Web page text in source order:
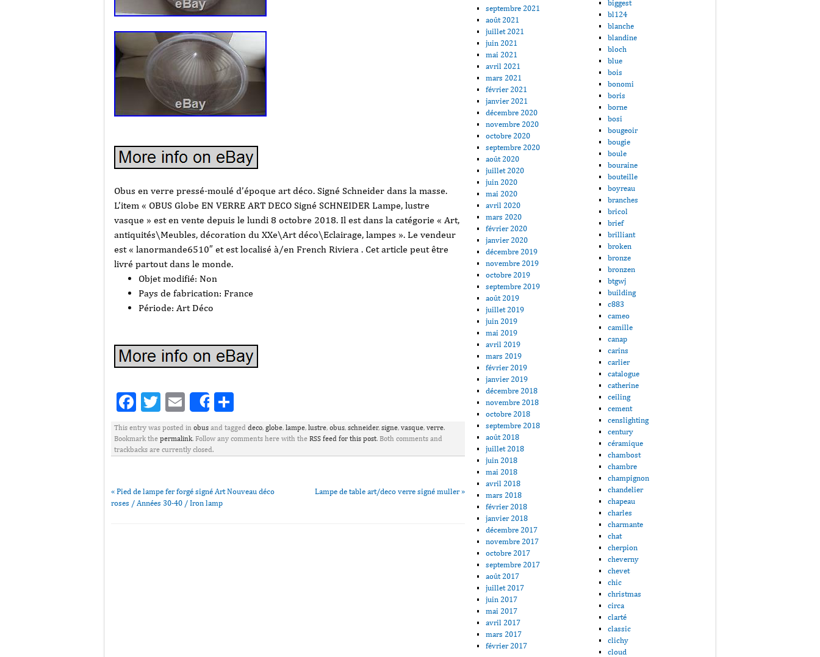
Obus en verre pressé-moulé d’époque art déco. Signé Schneider dans la masse.
L’item « OBUS Globe EN VERRE ART DECO Signé SCHNEIDER Lampe, lustre
vasque » est en vente depuis le lundi 8 octobre 2018. Il est dans la catégorie « Art,
antiquités\Meubles, décoration du XXe\Art déco\Eclairage, lampes ». Le vendeur
est « lanormande6510″ et est localisé à/en French Riviera . Cet article peut être
livré partout dans le monde.
Objet modifié: Non
Pays de fabrication: France
Période: Art Déco
Facebook
Twitter
EmailShare
This entry was posted in obus and tagged deco, globe, lampe, lustre, obus, schneider, signe, vasque, verre.
Bookmark the permalink. Follow any comments here with the RSS feed for this post. Both comments and
trackbacks are currently closed.
« Pied de lampe fer forgé signé Art Nouveau déco
roses / Années 30-40 / Iron lamp
Lampe de table art/deco verre signé muller»
septembre 2021
août 2021
juillet 2021
juin 2021
mai 2021
avril 2021
mars 2021
février 2021
janvier 2021
décembre 2020
novembre 2020
octobre 2020
septembre 2020
août 2020
juillet 2020
juin 2020
mai 2020
avril 2020
mars 2020
février 2020
janvier 2020
décembre 2019
novembre 2019
octobre 2019
septembre 2019
août 2019
juillet 2019
juin 2019
mai 2019
avril 2019
mars 2019
février 2019
janvier 2019
décembre 2018
novembre 2018
octobre 2018
septembre 2018
août 2018
juillet 2018
juin 2018
mai 2018
avril 2018
mars 2018
février 2018
janvier 2018
décembre 2017
novembre 2017
octobre 2017
septembre 2017
août 2017
juillet 2017
juin 2017
mai 2017
avril 2017
mars 2017
février 2017
biggest
bl124
blanche
blandine
bloch
blue
bois
bonomi
boris
borne
bosi
bougeoir
bougie
boule
bouraine
bouteille
boyreau
branches
bricol
brief
brilliant
broken
bronze
bronzen
btgwj
building
c883
cameo
camille
canap
carins
carlier
catalogue
catherine
ceiling
cement
censlighting
century
céramique
chambost
chambre
champignon
chandelier
chapeau
charles
charmante
chat
cherpion
cheverny
chevet
chic
christmas
circa
clarté
classic
clichy
cloud